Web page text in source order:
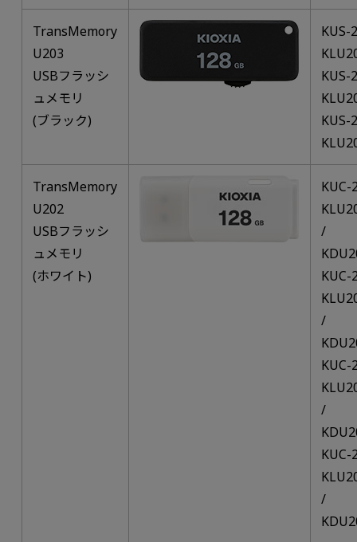
TransMemory
U203
USBフラッシ
ュメモリ
(ブラック)
KUS-
KUS-
KUS-
TransMemory
U202
USBフラッシ
ュメモリ
(ホワイト)
KUC-
/
KUC-
/
KUC-
/
KUC-
/